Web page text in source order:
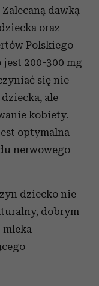
dawką
oraz
Polskiego
200-300 mg
się nie
ale
kobiety.
optymalna
nerwowego
dziecko nie
dobrym